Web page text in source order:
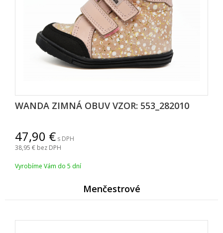
WANDA ZIMNÁ OBUV VZOR: 553_282010
47,90
s DPH
38,95 bez DPH
Vyrobíme Vám do 5 dní
Menčestrové